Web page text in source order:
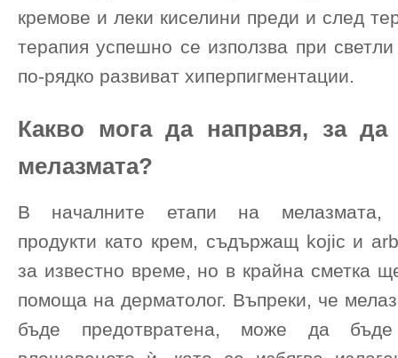
кремове и леки киселини преди и след
терапия успешно се използва при
по-рядко развиват хиперпигментации.
Какво мога да направя, за
мелазмата?
В началните етапи на мелазмата,
продукти като крем, съдържащ kojic и
за известно време, но в крайна сметка
помоща на дерматолог. Въпреки, че
бъде предотвратена, може да бъде